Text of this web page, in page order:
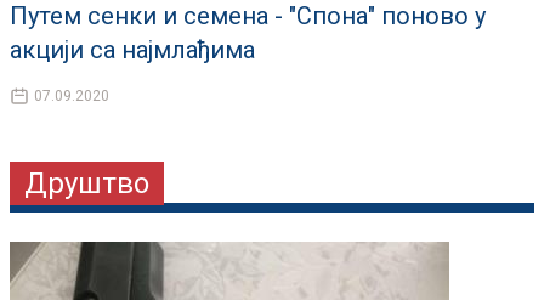
Путем сенки и семена - "Спона" поново у
акцији са најмлађима
07.09.2020
Друштво